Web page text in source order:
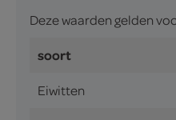
Deze waarden gelden
soort
Eiwitten